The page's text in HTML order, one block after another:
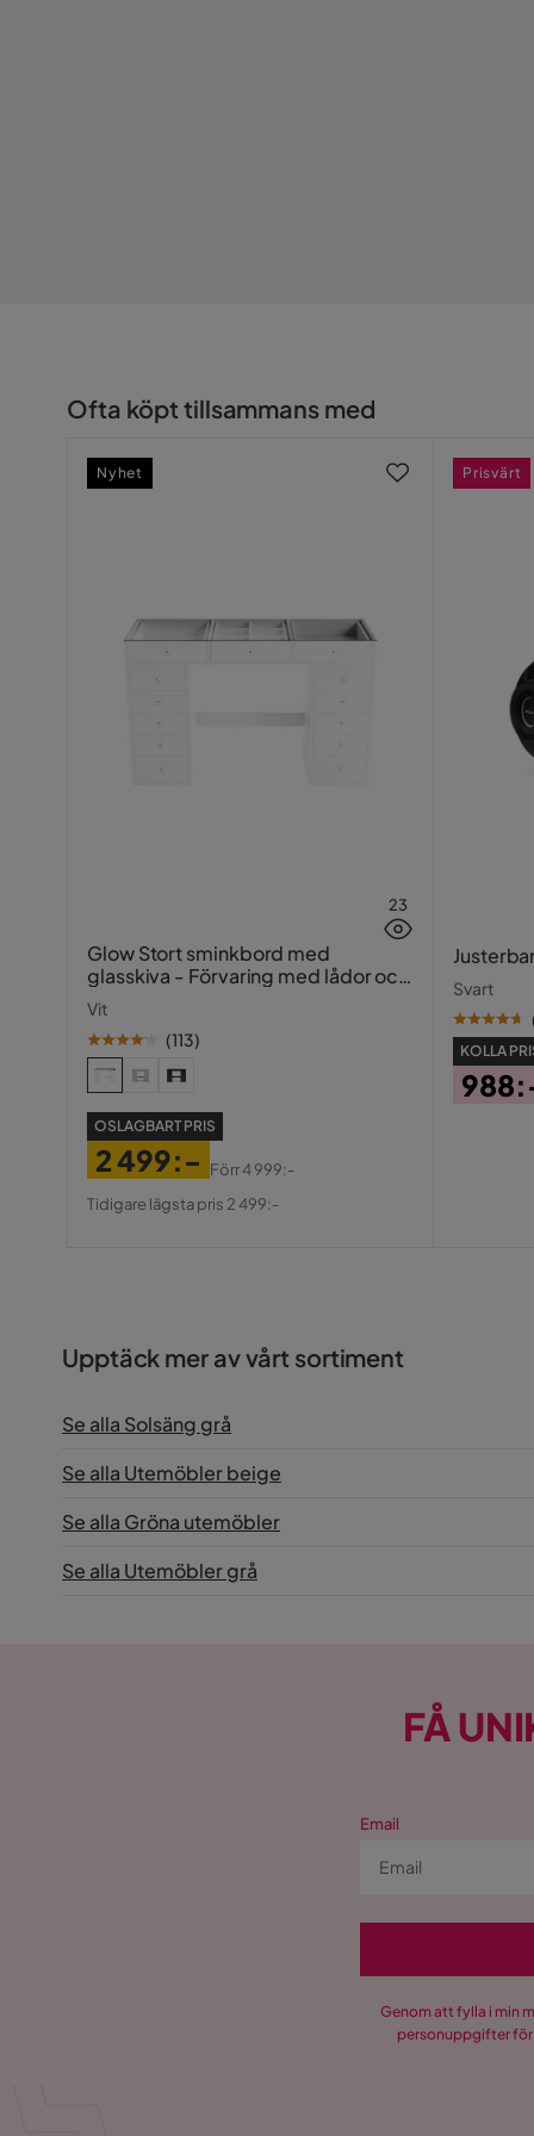
Montering krävs Ja
Färg
Serie
Ofta köpt tillsammans med
23
Glow Stort sminkbord med
glasskiva - Förvaring med lådor och
Vit
(113)
OSLAGBART PRIS
Pris
2 499:-
Original
Förr4 999:-
Tidigare lägsta pris 2 499:-
Nyhet
Svart
KOLLA
Prisvärt
Upptäck mer av vårt sortiment
Se alla Solsäng grå
Se alla Utemöbler beige
Se alla Gröna utemöbler
Se alla Utemöbler grå
FÅ
Email
Genom att fylla i min
personuppgifter för